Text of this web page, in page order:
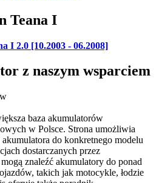
Teana I
I 2.0 [10.2003 - 06.2008]
z naszym wsparciem
baza akumulatorów
w Polsce. Strona umożliwia
do konkretnego modelu
dostarczanych przez
znaleźć akumulatory do ponad
takich jak motocykle, łodzie